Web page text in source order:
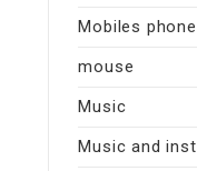
Mobiles
mouse
Music
Music and